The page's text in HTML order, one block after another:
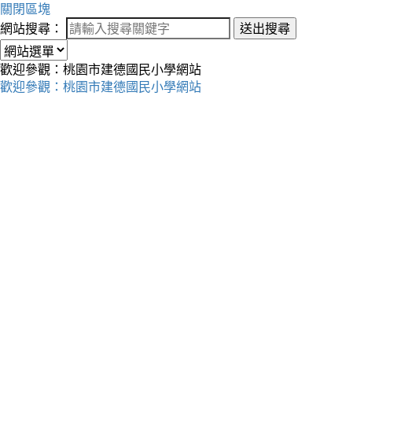
關閉區塊
網站搜尋：
送出搜尋
歡迎參觀：桃園市建德國民小學網站
歡迎參觀：桃園市建德國民小學網站